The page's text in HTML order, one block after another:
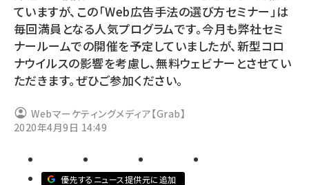
youtube (2439)
note (2315)
セミナー (2308)
meo (1277)
ていますが、この「Web広告手法の選び方セミナー」は
毎回満員となる人気プログラムです。今月も弊社セミ
ナールームでの開催を予定していましたが、新型コロ
ナウイルスの影響を考慮し、無料ウェビナーとさせてい
ただきます。ぜひご参加ください。
Webマーケティングメディア【Grab】
2020年4月9日 14:49
優先するニュース提供元に追加